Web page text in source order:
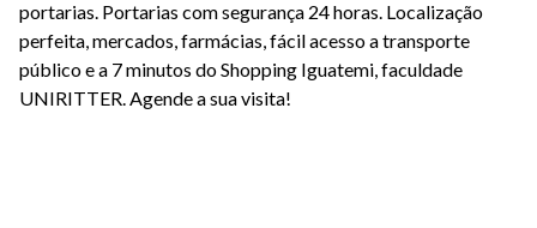
portarias. Portarias com segurança 24 horas. Localização
perfeita, mercados, farmácias, fácil acesso a transporte
público e a 7 minutos do Shopping Iguatemi, faculdade
UNIRITTER. Agende a sua visita!